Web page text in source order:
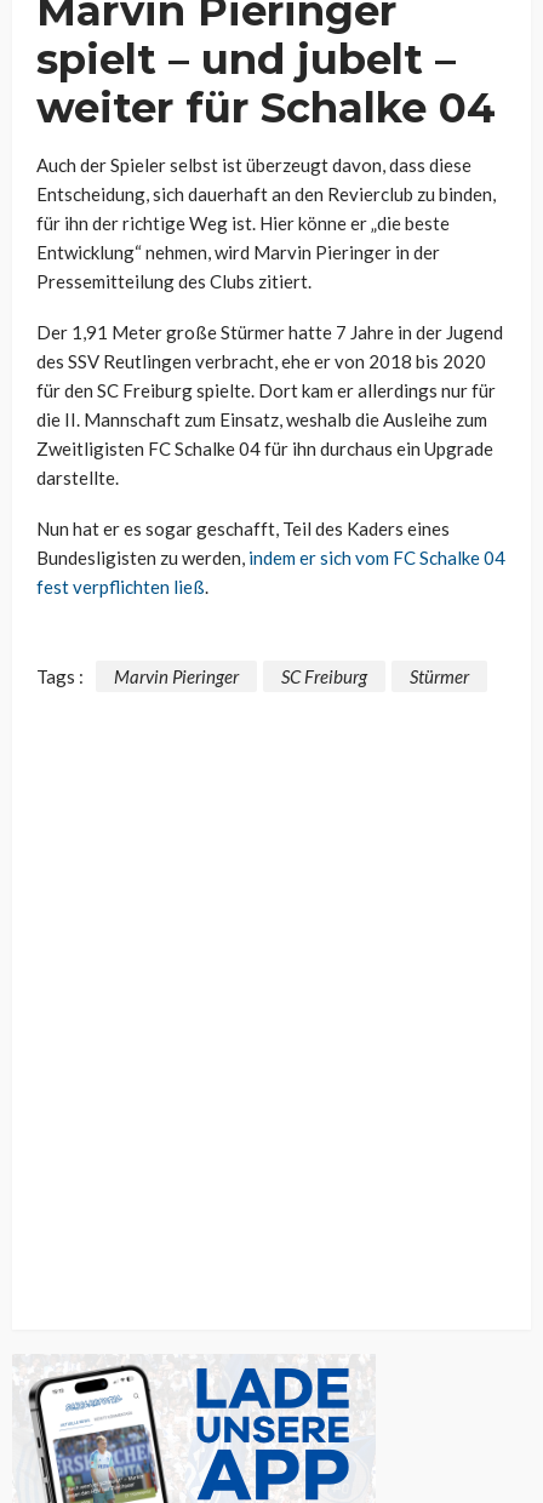
Marvin Pieringer
spielt – und jubelt –
weiter für Schalke 04
Auch der Spieler selbst ist überzeugt davon, dass diese
Entscheidung, sich dauerhaft an den Revierclub zu binden,
für ihn der richtige Weg ist. Hier könne er „die beste
Entwicklung“ nehmen, wird Marvin Pieringer in der
Pressemitteilung des Clubs zitiert.
Der 1,91 Meter große Stürmer hatte 7 Jahre in der Jugend
des SSV Reutlingen verbracht, ehe er von 2018 bis 2020
für den SC Freiburg spielte. Dort kam er allerdings nur für
die II. Mannschaft zum Einsatz, weshalb die Ausleihe zum
Zweitligisten FC Schalke 04 für ihn durchaus ein Upgrade
darstellte.
Nun hat er es sogar geschafft, Teil des Kaders eines
Bundesligisten zu werden, indem er sich vom FC Schalke 04
fest verpflichten ließ.
Tags : Marvin Pieringer SC Freiburg Stürmer